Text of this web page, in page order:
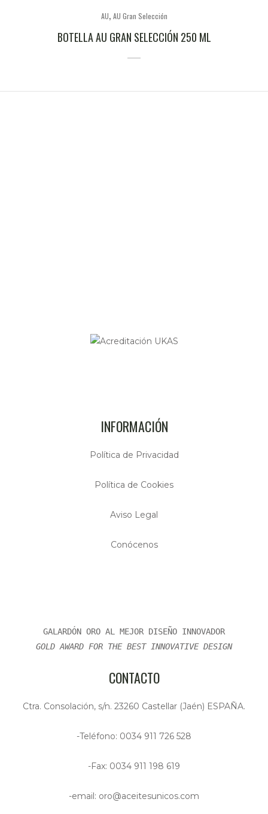
AU, AU Gran Selección
BOTELLA AU GRAN SELECCIÓN 250 ML
INFORMACIÓN
Política de Privacidad
Política de Cookies
Aviso Legal
Conócenos
GALARDÓN ORO AL MEJOR DISEÑO INNOVADOR
GOLD AWARD FOR THE BEST INNOVATIVE DESIGN
CONTACTO
Ctra. Consolación, s/n. 23260 Castellar (Jaén) ESPAÑA.
-Teléfono: 0034 911 726 528
-Fax: 0034 911 198 619
-email: oro@aceitesunicos.com